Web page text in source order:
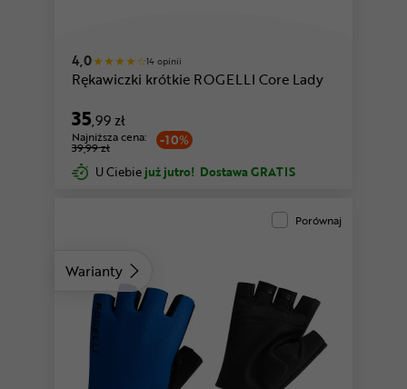
4,0 14 opinii
Rękawiczki krótkie ROGELLI Core Lady
35,99 zł
-10%
Najniższa cena:
39,99 zł
U Ciebie już jutro! Dostawa GRATIS
Warianty
Porównaj